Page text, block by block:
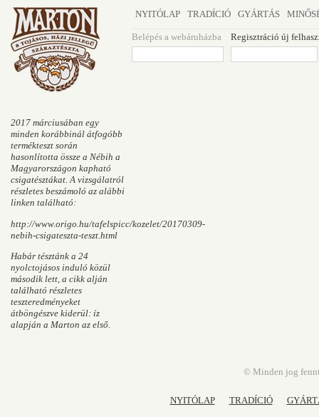
NYITÓLAP TRADÍCIÓ GYÁRTÁS
Belépés a webáruházba Regisztráció új
2017 márciusában egy
minden korábbinál átfogóbb
termékteszt során
hasonlította össze a Nébih a
Magyarországon kapható
csigatésztákat. A vizsgálatról
részletes beszámoló az alábbi
linken található:
http://www.origo.hu/tafelspicc/kozelet/20170309-
nebih-csigateszta-teszt.html
Habár tésztánk a 24
nyolctojásos induló közül
második lett, a cikk alján
található részletes
teszteredményeket
átböngészve kiderül: íz
alapján a Marton az első.
© Minden jog
NYITÓLAP TRADÍCIÓ